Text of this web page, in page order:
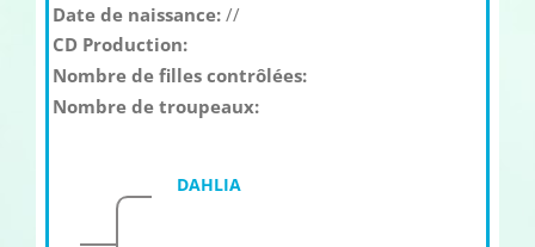
Date de naissance://
CD Production:
Nombre de filles contrôlées:
Nombre de troupeaux:
DAHLIA